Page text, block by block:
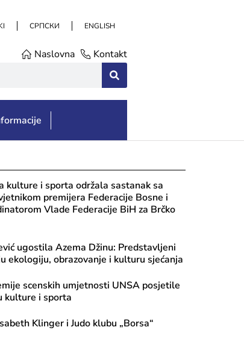
СРПСКИ ENGLISH
Naslovna Kontakt
kulture i sporta održala sastanak sa
premijera Federacije Bosne i
Vlade Federacije BiH za Brčko
ugostila Azema Džinu: Predstavljeni
ekologiju, obrazovanje i kulturu sjećanja
scenskih umjetnosti UNSA posjetile
kulture i sporta
Klinger i Judo klubu „Borsa“